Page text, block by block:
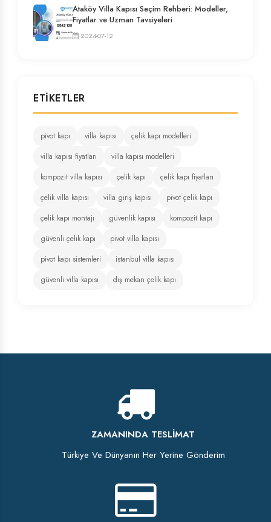
Ataköy Villa Kapısı Seçim Rehberi: Modeller,
Fiyatlar ve Uzman Tavsiyeleri
2024-07-12
ETIKETLER
pivot kapı villa kapısı
çelik kapı modelleri
villa kapısı fiyatları
villa kapısı modelleri
kompozit villa kapısı
çelik kapı
çelik kapı fiyatları
çelik villa kapısı
villa giriş kapısı
pivot çelik kapı
çelik kapı montajı
güvenlik kapısı
kompozit kapı
güvenli çelik kapı
pivot villa kapısı
pivot kapı sistemleri
istanbul villa kapısı
güvenli villa kapısı
dış mekan çelik kapı
ZAMANINDA TESLIMAT
Türkiye Ve Dünyanın Her Yerine Gönderim